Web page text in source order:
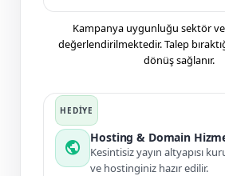
Kampanya uygunluğu sektör
değerlendirilmektedir. Talep
dönüş sağlanır.
public
Hosting & Domain
Kesintisiz yayın altyapısı
ve hostinginiz hazır edilir.